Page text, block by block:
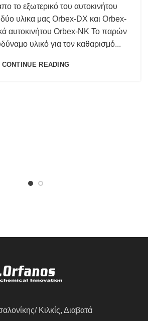
το εξωτερικό του αυτοκινήτου
υλικα μας Orbex-DX και Orbex-
αυτοκινήτου Orbex-NK Το παρών
υλικό για τον καθαρισμό...
CONTINUE READING
Κιλκίς, Διαβατά